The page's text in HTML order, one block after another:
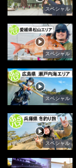
スペシャル
スペシャル
スペシャル
スペシャル